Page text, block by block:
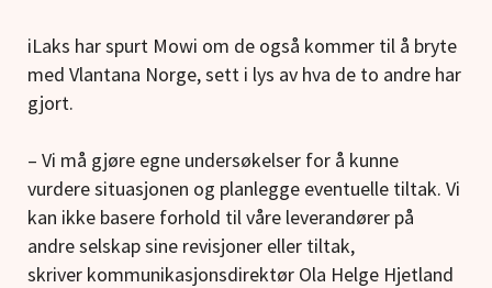
iLaks har spurt Mowi om de også kommer til å bryte
med Vlantana Norge, sett i lys av hva de to andre har
gjort.
– Vi må gjøre egne undersøkelser for å kunne
vurdere situasjonen og planlegge eventuelle tiltak. Vi
kan ikke basere forhold til våre leverandører på
andre selskap sine revisjoner eller tiltak,
skriver kommunikasjonsdirektør Ola Helge Hjetland